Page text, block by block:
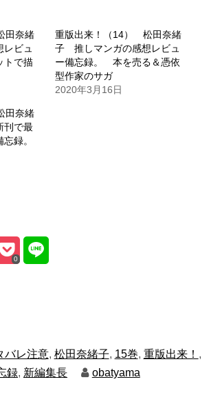
田奈緒
ビュ
トで描
重版出来！（14） 松田奈緒
子 推しマンガの感想レビュ
ー備忘録。 本を売る＆憑依
型作家のサガ
2020年3月16日
田奈緒
刊で最
録。
0
バレ注意, 松田奈緒子, 15巻, 重版出来！ ,
録, 新編集長 obatyama